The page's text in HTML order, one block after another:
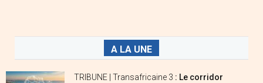
A LA UNE
TRIBUNE | Transafricaine 3 : Le corridor